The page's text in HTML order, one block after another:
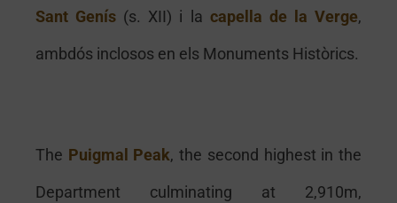
Sant Genís (s. XII) i la capella de la Verge,
ambdós inclosos en els Monuments Històrics.
The Puigmal Peak, the second highest in the
Department culminating at 2,910m,